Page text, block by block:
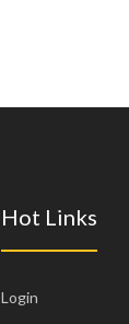
Hot Links
Login